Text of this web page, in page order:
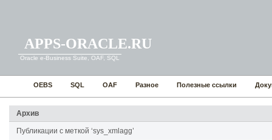
APPS-ORACLE.RU
Oracle e-Business Suite, OAF, SQL
OEBS SQL OAF Разное Полезные ссылки
Архив
Публикации с меткой ‘sys_xmlagg’